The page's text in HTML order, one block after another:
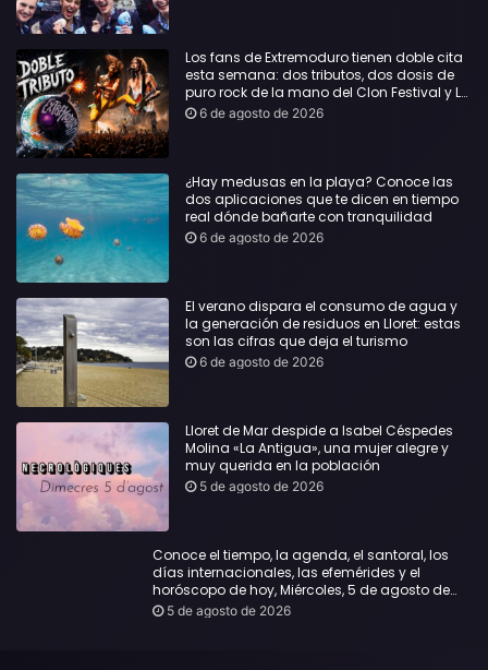
Los fans de Extremoduro tienen doble cita
esta semana: dos tributos, dos dosis de
puro rock de la mano del Clon Festival y La
Jarana
6 de agosto de 2026
¿Hay medusas en la playa? Conoce las
dos aplicaciones que te dicen en tiempo
real dónde bañarte con tranquilidad
6 de agosto de 2026
El verano dispara el consumo de agua y
la generación de residuos en Lloret: estas
son las cifras que deja el turismo
6 de agosto de 2026
Lloret de Mar despide a Isabel Céspedes
Molina «La Antigua», una mujer alegre y
muy querida en la población
5 de agosto de 2026
Conoce el tiempo, la agenda, el santoral, los
días internacionales, las efemérides y el
horóscopo de hoy, Miércoles, 5 de agosto de
2026:
5 de agosto de 2026